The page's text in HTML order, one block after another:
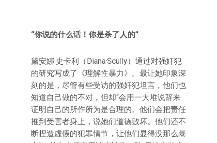
“你说的什么话！你是杀了人的”
黛安娜·史卡利（Diana·Scully）通过对强奸犯
的研究写成了《理解性暴力》。最让她印象深
刻的是，尽管有些受访的强奸犯坦言，他们也
知道自己做的不对，但却“会用一大堆说辞来
证明自己的所作所为是合理的。他们会把责任
推到受害者身上，说她们道德败坏。他们还不
断捏造虚假的犯罪情节，让他们显得没那么暴